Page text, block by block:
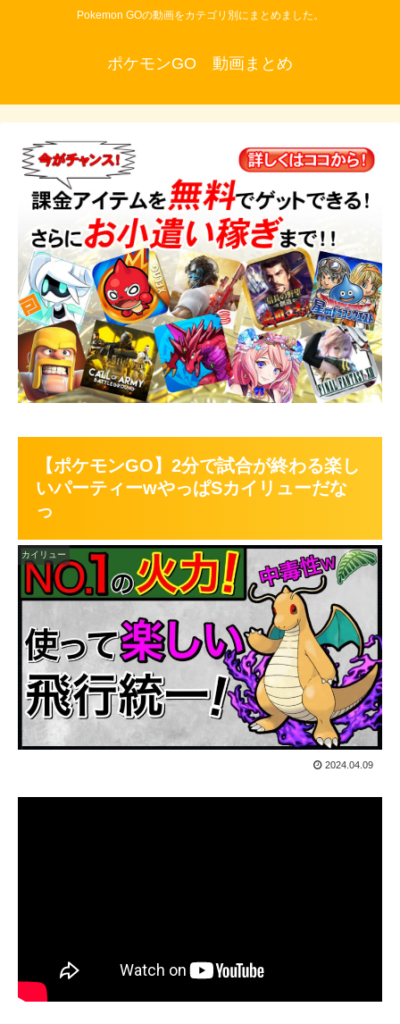
Pokemon GOの動画をカテゴリ別にまとめました。
ポケモンGO 動画まとめ
【ポケモンGO】2分で試合が終わる楽し
いパーティーwやっぱSカイリューだな
っ
カイリュー
2024.04.09